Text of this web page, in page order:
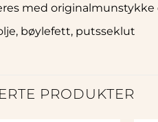
med
bøylefett, putsseklut
PRODUKTER